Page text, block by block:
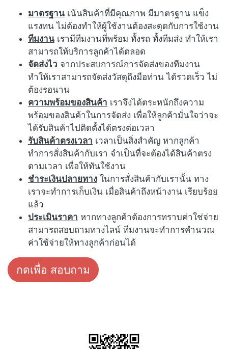
มาตรฐาน เน้นสินค้าที่มีคุณภาพ มีมาตรฐาน แข็ง
แรงทน ไม่ต้องทำให้ผู้ใช้งานต้องสะดุดกับการใช้งาน
ทีมงาน เรามีทีมงานที่พร้อม ทั้งรถ ทั้งทีมส่ง ทำให้เรา
สามารถให้บริการลูกค้าได้ตลอด
จัดส่งไว จากประสบการณ์การจัดส่งของทีมงาน
ทำให้เราสามารถจัดส่งวัสดุถึงมือท่าน ได้รวดเร็ว ไม่
ต้องรอนาน
ความพร้อมของสินค้า เราจึงได้ตระหนักถึงความ
พร้อมของสินค้าในการจัดส่ง เพื่อให้ลูกค้ามั่นใจว่าจะ
ได้รับสินค้าไปติดตั้งได้ตรงต่อเวลา
รับสินค้าตรงเวลา เวลาเป็นสิ่งสำคัญ หากลูกค้า
ทำการสั่งสินค้ากับเรา จำเป็นที่จะต้องได้สินค้าตรง
ตามเวลา เพื่อให้ทันใช้งาน
ชำระเงินปลายทาง ในการสั่งสินค้ากับเรานั้น ทาง
เราจะทำการเก็บเงิน เมื่อสินค้าถึงหน้างาน เรียบร้อย
แล้ว
ประเมินราคา หากทางลูกค้าต้องการทราบค่าใช่จ่าย
สามารถสอบถามทางไลน์ ทีมงานจะทำการคำนวณ
ค่าใช้จ่ายให้ทางลูกค้าก่อนได้
กดเพื่อ สอบถาม